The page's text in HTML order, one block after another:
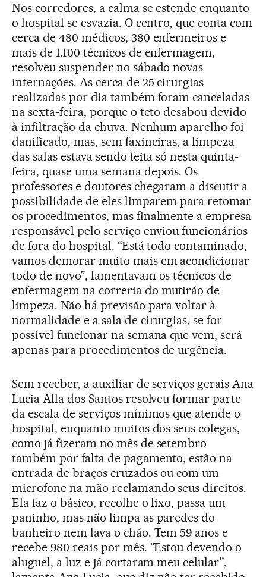
Nos corredores, a calma se estende enquanto
o hospital se esvazia. O centro, que conta com
cerca de 480 médicos, 380 enfermeiros e
mais de 1.100 técnicos de enfermagem,
resolveu suspender no sábado novas
internações. As cerca de 25 cirurgias
realizadas por dia também foram canceladas
na sexta-feira, porque o teto desabou devido
à infiltração da chuva. Nenhum aparelho foi
danificado, mas, sem faxineiras, a limpeza
das salas estava sendo feita só nesta quinta-
feira, quase uma semana depois. Os
professores e doutores chegaram a discutir a
possibilidade de eles limparem para retomar
os procedimentos, mas finalmente a empresa
responsável pelo serviço enviou funcionários
de fora do hospital. “Está todo contaminado,
vamos demorar muito mais em acondicionar
todo de novo”, lamentavam os técnicos de
enfermagem na correria do mutirão de
limpeza. Não há previsão para voltar à
normalidade e a sala de cirurgias, se for
possível funcionar na semana que vem, será
apenas para procedimentos de urgência.
Sem receber, a auxiliar de serviços gerais Ana
Lucia Alla dos Santos resolveu formar parte
da escala de serviços mínimos que atende o
hospital, enquanto muitos dos seus colegas,
como já fizeram no mês de setembro
também por falta de pagamento, estão na
entrada de braços cruzados ou com um
microfone na mão reclamando seus direitos.
Ela faz o básico, recolhe o lixo, passa um
paninho, mas não limpa as paredes do
banheiro nem lava o chão. Tem 59 anos e
recebe 980 reais por mês. "Estou devendo o
aluguel, a luz e já cortaram meu celular”,